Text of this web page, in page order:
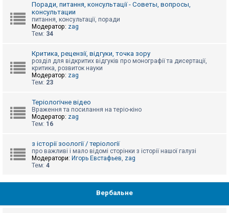
м
о
г
Поради, питання, консультації - Советы, вопросы,
консультации
питання, консультації, поради
Модератор: zag
Тем: 34
Критика, рецензії, відгуки, точка зору
розділ для відкритих відгуків про монографії та дисертації,
критика, розвиток науки
Модератор: zag
Тем: 23
Теріологічне відео
Враження та посилання на теріо-кіно
Модератор: zag
Тем: 16
з історії зоології / теріології
про важливі і мало відомі сторінки з історії нашої галузі
Модератори: Игорь Евстафьев, zag
Тем: 4
Вербальне